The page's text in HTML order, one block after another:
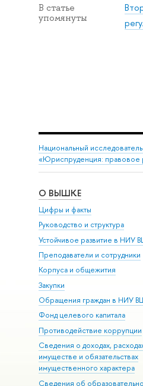
В статье
упомянуты
Национальный
«Юриспруденция: правовое
О ВЫШКЕ
Цифры и факты
Руководство и структура
Устойчивое развитие в НИУ
Преподаватели и сотрудники
Корпуса и общежития
Закупки
Обращения граждан в НИУ
Фонд целевого капитала
Противодействие коррупции
Сведения о доходах,
имуществе и обязательствах
имущественного характера
Сведения об